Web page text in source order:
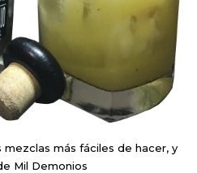
mezclas más fáciles de hacer, y
Mil Demonios